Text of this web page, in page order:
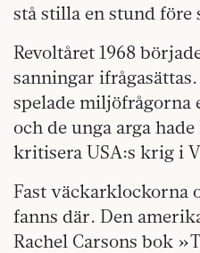
stå stilla en stund före
Revoltåret 1968
sanningar
spelade miljöfrågorna
och de unga arga
kritisera USA:s krig i
Fast väckarklockorna
fanns där. Den
Rachel Carsons bok